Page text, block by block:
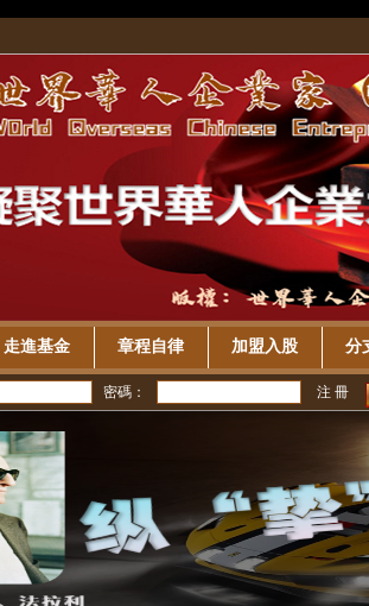
走進基金 章程自律 加盟入股 分
密碼： 注 冊